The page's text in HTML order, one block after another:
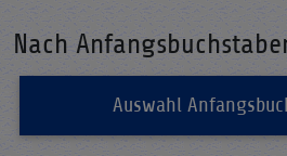
Nach
Auswahl